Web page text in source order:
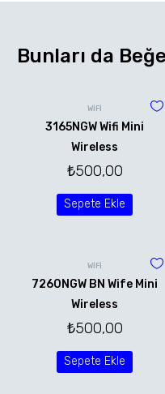
Bunları da
WİFİ
3165NGW Wifi Mini
Wireless
₺500,00
Sepete Ekle
WİFİ
7260NGW BN Wife Mini
Wireless
₺500,00
Sepete Ekle